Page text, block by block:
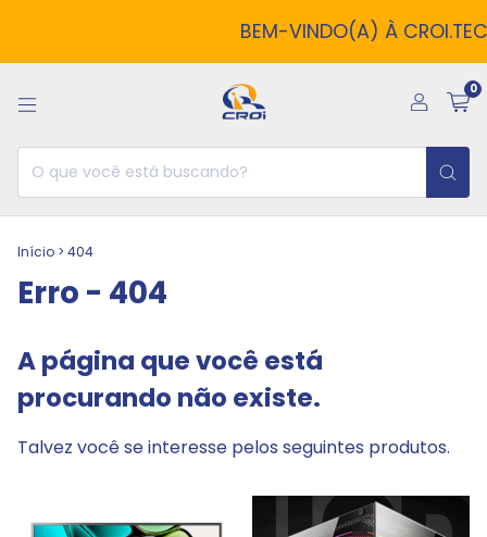
BEM-VINDO(A) À CROI.TECH!
0
Início > 404
Erro - 404
A página que você está
procurando não existe.
Talvez você se interesse pelos seguintes produtos.